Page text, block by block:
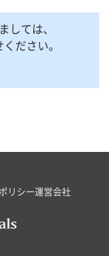
{rpm}
能講習
しては、
ださい。
リシー運営会社